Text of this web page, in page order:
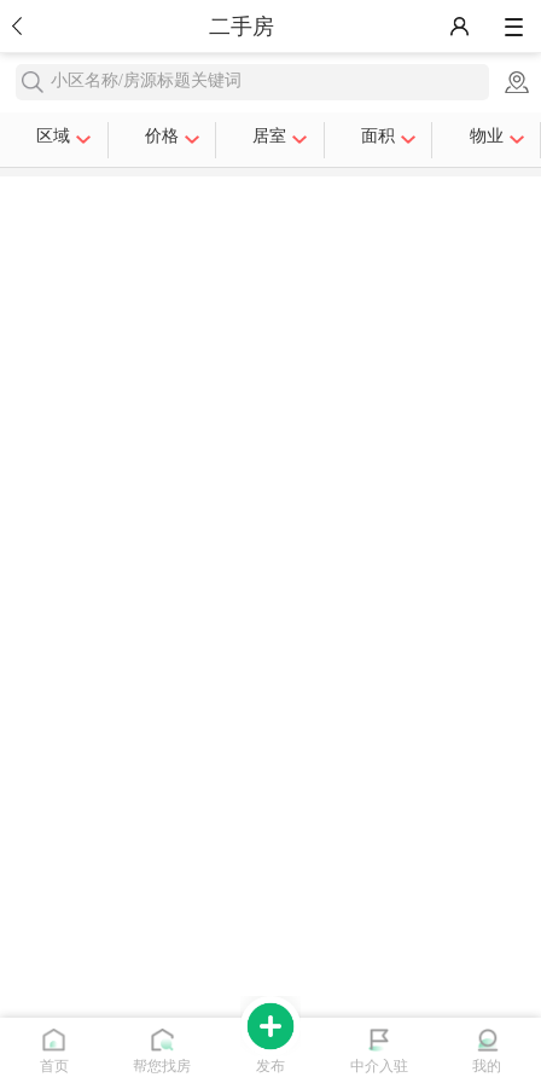
二手房
小区名称/房源标题关键词
区域 价格 居室 面积 物业
首页 帮您找房 发布 中介入驻 我的